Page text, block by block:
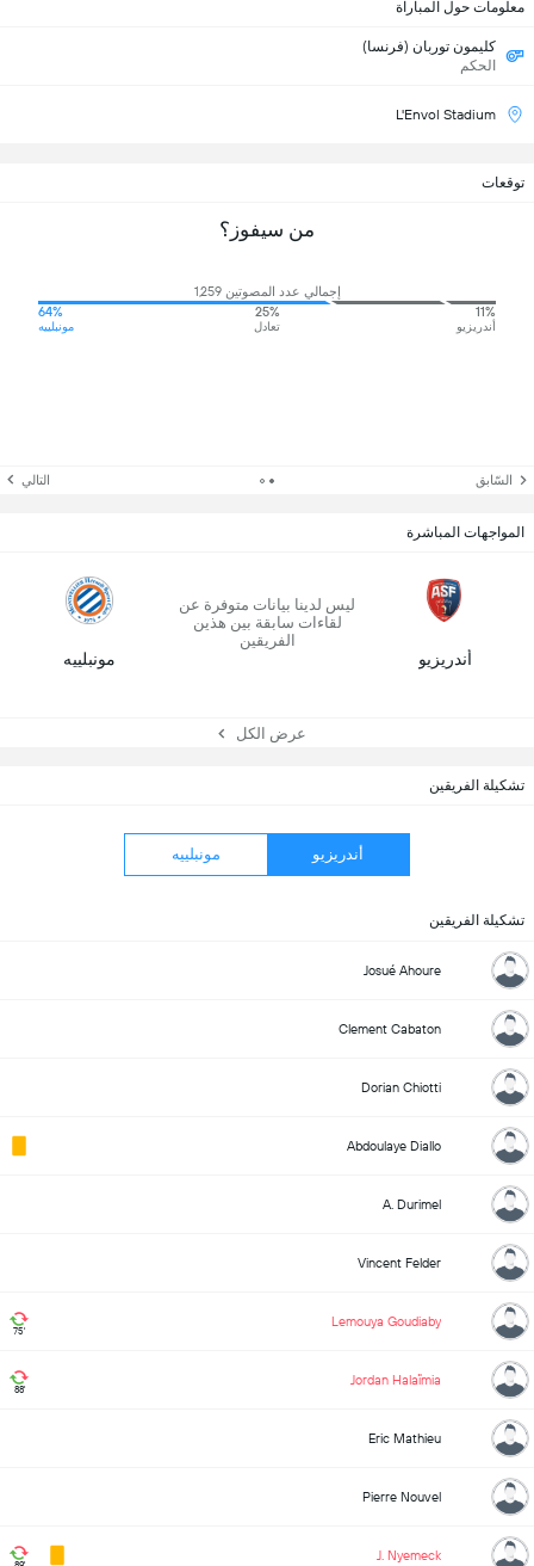
تشكيلة الفريقين
أندريزيو مونبلييه
تشكيلة الفريقين
Josué Ahoure
Clement Cabaton
Dorian Chiotti
Abdoulaye Diallo
A. Durimel
Vincent Felder
Lemouya Goudiaby
75'
Jordan Halaïmia
88'
Eric Mathieu
Pierre Nouvel
J. Nyemeck
معلومات حول المباراة
كليمون توربان (فرنسا)
الحكم
L'Envol Stadium
توقعات
من سيفوز؟
إجمالي عدد المصوتين 1,259
11%
أندريزيو
25%
تعادل
64%
مونبلييه
السّابق التالي
المواجهات المباشرة
أندريزيو
ليس لدينا بيانات متوفرة عن
لقاءات سابقة بين هذين
الفريقين
مونبلييه
عرض الكل